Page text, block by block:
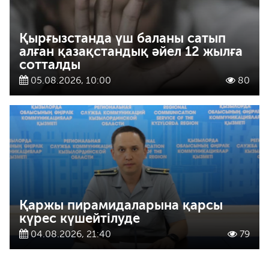
Қырғызстанда үш баланы сатып
алған қазақстандық әйел 12 жылға
сотталды
05.08.2026, 10:00 80
Қаржы пирамидаларына қарсы
күрес күшейтілуде
04.08.2026, 21:40 79